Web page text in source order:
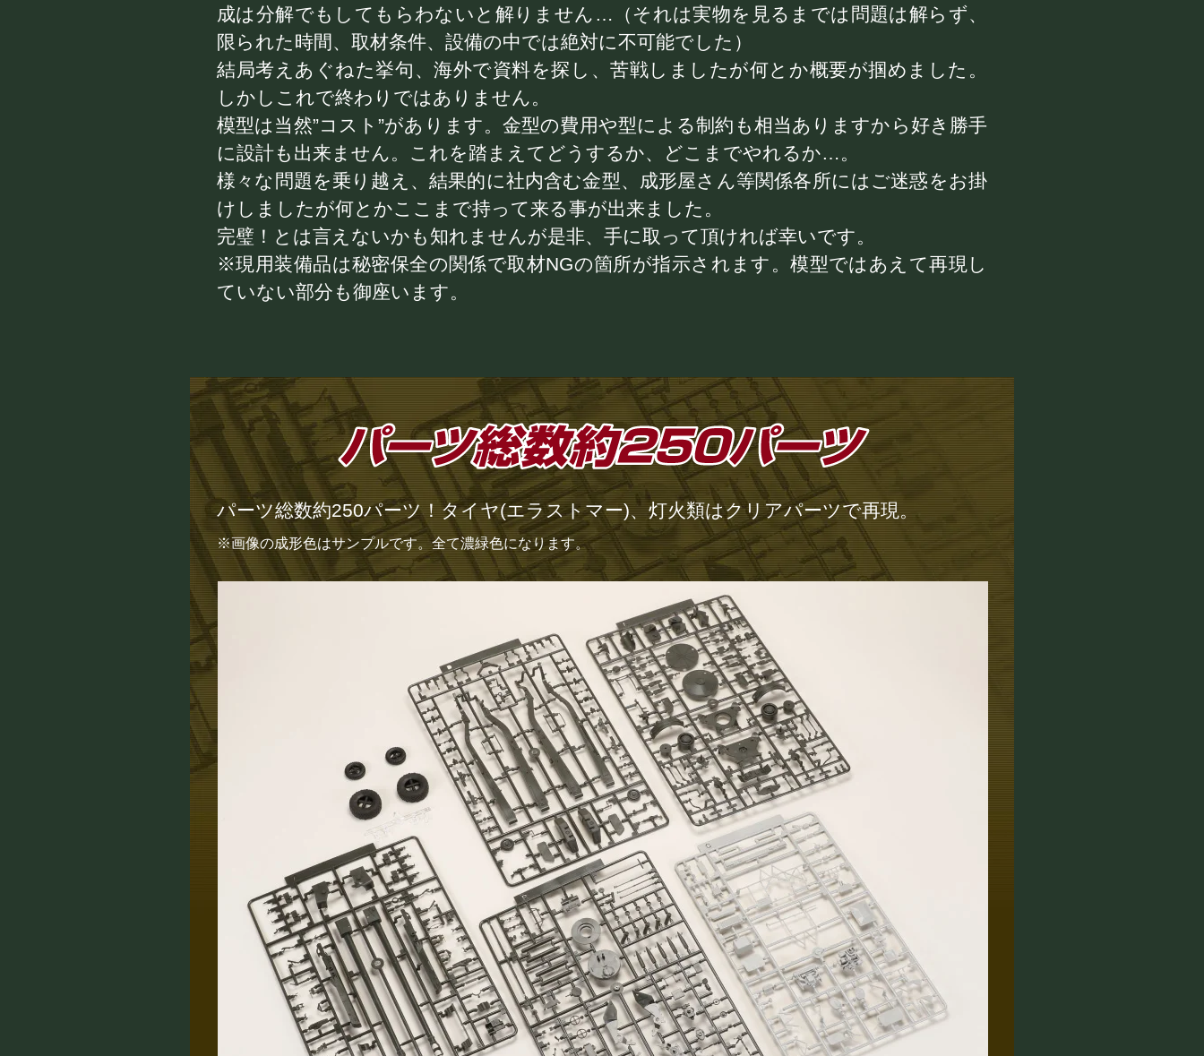
成は分解でもしてもらわないと解りません…（それは実物を見るまでは問題は解らず、
限られた時間、取材条件、設備の中では絶対に不可能でした）
結局考えあぐねた挙句、海外で資料を探し、苦戦しましたが何とか概要が掴めました。
しかしこれで終わりではありません。
模型は当然”コスト”があります。金型の費用や型による制約も相当ありますから好き勝手
に設計も出来ません。これを踏まえてどうするか、どこまでやれるか…。
様々な問題を乗り越え、結果的に社内含む金型、成形屋さん等関係各所にはご迷惑をお掛
けしましたが何とかここまで持って来る事が出来ました。
完璧！とは言えないかも知れませんが是非、手に取って頂ければ幸いです。
※現用装備品は秘密保全の関係で取材NGの箇所が指示されます。模型ではあえて再現し
ていない部分も御座います。
パーツ総数約250パーツ！タイヤ(エラストマー)、灯火類はクリアパーツで再現。
※画像の成形色はサンプルです。全て濃緑色になります。